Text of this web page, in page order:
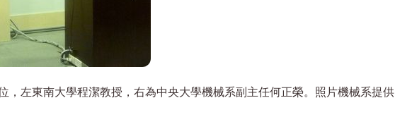
，左東南大學程潔教授，右為中央大學機械系副主任何正榮。照片機械系提供